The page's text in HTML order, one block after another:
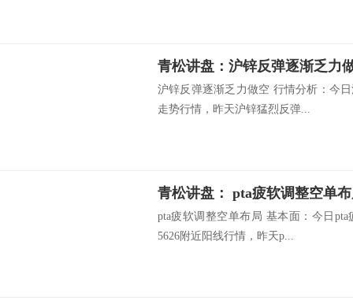
青松讲盘：沪锌反弹逐渐乏力
沪锌反弹逐渐乏力做空 行情分析：今
走势行情，昨天沪锌猛烈反弹...
青松讲盘： pta疲软调整空单
pta疲软调整空单布局 基本面：今日
5626附近阳线行情，昨天p...